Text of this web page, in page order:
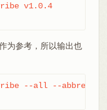
v1.0.4
为参考，所以输出也
--all --abbrev=4